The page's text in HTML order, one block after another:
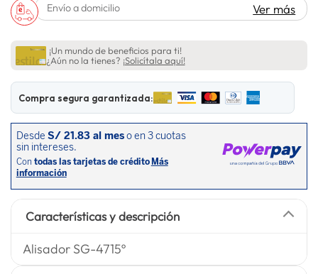
Envío a domicilio Ver más
¡Un mundo de beneficios para ti!
¿Aún no la tienes? ¡Solicítala aquí!
Compra segura garantizada:
Características y descripción
Alisador SG-4715º